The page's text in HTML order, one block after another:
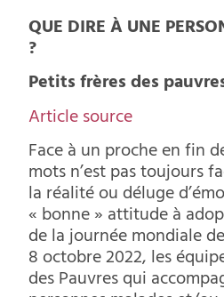
QUE DIRE À UNE
?
Petits frères des
Article source
Face à un proche en fin
mots n’est pas toujours
la réalité ou déluge
« bonne » attitude à
de la journée mondiale
8 octobre 2022, les
des Pauvres qui